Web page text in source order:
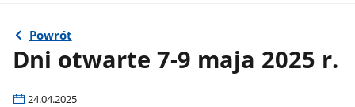
Powrót
Dni otwarte 7-9 maja 2025 r.
24.04.2025